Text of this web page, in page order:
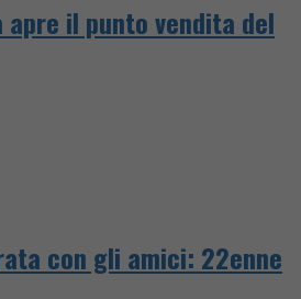
apre il punto vendita del
con gli amici: 22enne